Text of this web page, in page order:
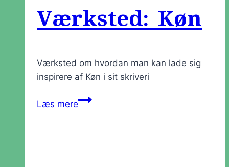
Værksted: Køn
Værksted om hvordan man kan lade sig
inspirere af Køn i sit skriveri
Læs mereVærksted: